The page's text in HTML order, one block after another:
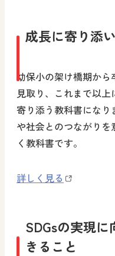
成長に寄り添
幼保小の架け橋期から
見取り、これまで以
寄り添う教科書にな
や社会とのつながり
く教科書です。
詳しく見る
SDGsの実現
きること